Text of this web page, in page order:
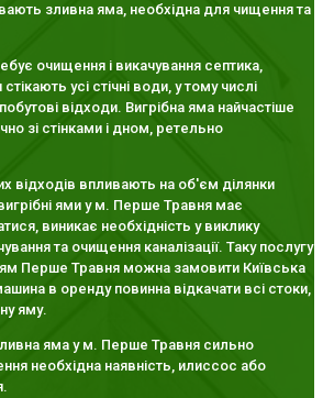
зливна яма, необхідна для чищення та
очищення і викачування септика,
усі стічні води, у тому числі
відходи. Вигрібна яма найчастіше
зі стінками і дном, ретельно
відходів впливають на об'єм ділянки
ями у м. Перше Травня має
виникає необхідність у виклику
та очищення каналізації. Таку послугу
ям Перше Травня можна замовити Київська
в оренду повинна відкачати всі стоки,
яму.
яма у м. Перше Травня сильно
необхідна наявність, илиссос або